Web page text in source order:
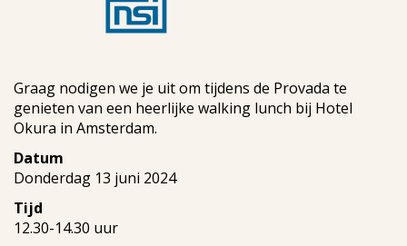
Graag nodigen we je uit om tijdens de Provada te
genieten van een heerlijke walking lunch bij Hotel
Okura in Amsterdam.
Datum
Donderdag 13 juni 2024
Tijd
12.30-14.30 uur